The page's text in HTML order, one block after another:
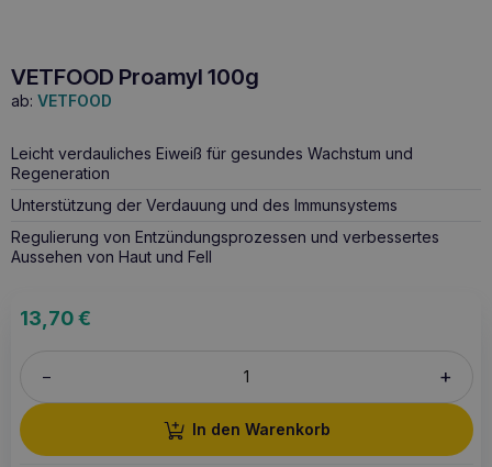
VETFOOD Proamyl 100g
ab: VETFOOD
Leicht verdauliches Eiweiß für gesundes Wachstum und
Regeneration
Unterstützung der Verdauung und des Immunsystems
Regulierung von Entzündungsprozessen und verbessertes
Aussehen von Haut und Fell
13,70€
– +
In den Warenkorb